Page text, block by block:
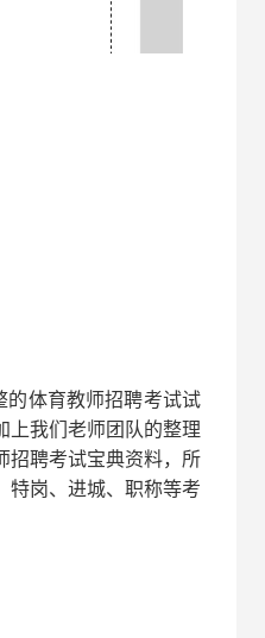
的体育教师招聘考试试
上我们 老师 团队的整理
招聘考试宝典资料，所
特岗、进城、职称等考